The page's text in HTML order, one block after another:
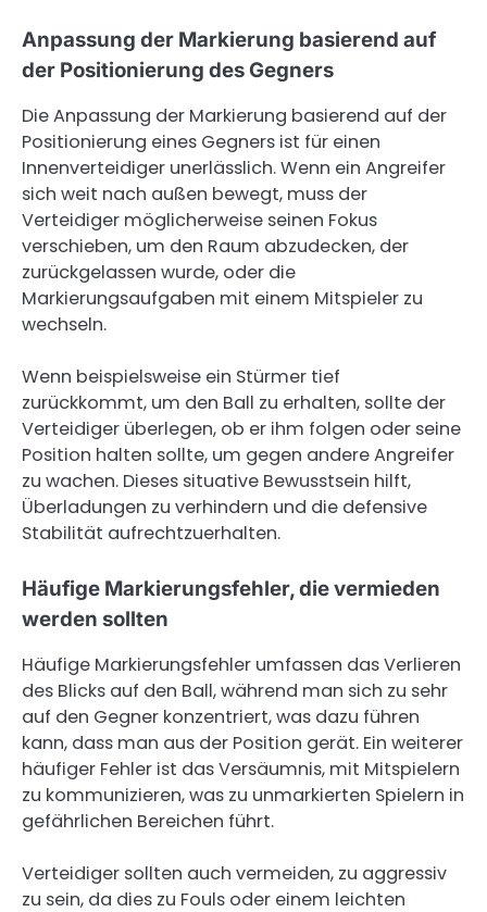
Anpassung der Markierung basierend auf
der Positionierung des Gegners
Die Anpassung der Markierung basierend auf der
Positionierung eines Gegners ist für einen
Innenverteidiger unerlässlich. Wenn ein Angreifer
sich weit nach außen bewegt, muss der
Verteidiger möglicherweise seinen Fokus
verschieben, um den Raum abzudecken, der
zurückgelassen wurde, oder die
Markierungsaufgaben mit einem Mitspieler zu
wechseln.
Wenn beispielsweise ein Stürmer tief
zurückkommt, um den Ball zu erhalten, sollte der
Verteidiger überlegen, ob er ihm folgen oder seine
Position halten sollte, um gegen andere Angreifer
zu wachen. Dieses situative Bewusstsein hilft,
Überladungen zu verhindern und die defensive
Stabilität aufrechtzuerhalten.
Häufige Markierungsfehler, die vermieden
werden sollten
Häufige Markierungsfehler umfassen das Verlieren
des Blicks auf den Ball, während man sich zu sehr
auf den Gegner konzentriert, was dazu führen
kann, dass man aus der Position gerät. Ein weiterer
häufiger Fehler ist das Versäumnis, mit Mitspielern
zu kommunizieren, was zu unmarkierten Spielern in
gefährlichen Bereichen führt.
Verteidiger sollten auch vermeiden, zu aggressiv
zu sein, da dies zu Fouls oder einem leichten